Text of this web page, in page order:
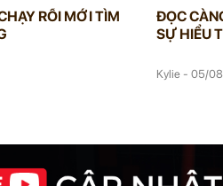
RỒI MỚI TÌM
ĐỌC
SỰ HIỂU
Kylie - 05/